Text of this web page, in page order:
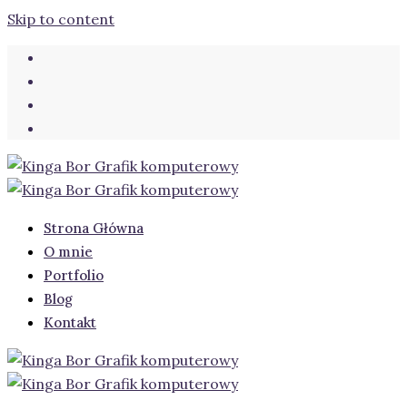
Skip to content
Strona Główna
O mnie
Portfolio
Blog
Kontakt